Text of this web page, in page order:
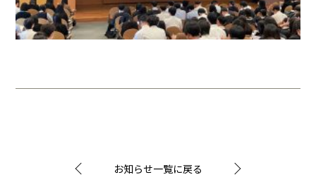
お知らせ一覧に戻る